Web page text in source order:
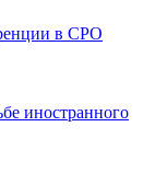
в СРО
иностранного